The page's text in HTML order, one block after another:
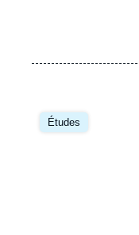
Études
Image
principale